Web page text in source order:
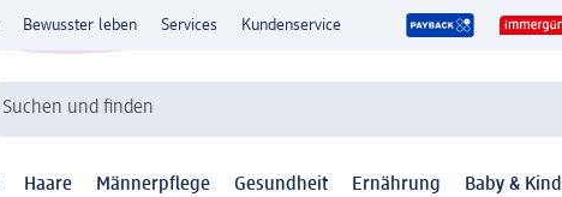
Bewusster leben Services Kundenservice
Suchen und finden
Haare Männerpflege Gesundheit Ernährung Baby & Kind